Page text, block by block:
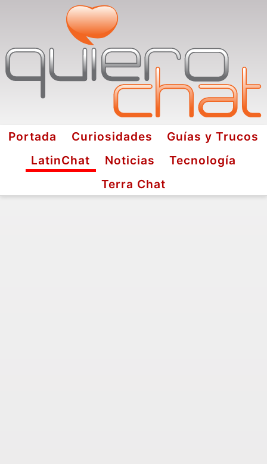
Portada Curiosidades
Guías y Trucos
LatinChat
Noticias
Tecnología
Terra Chat